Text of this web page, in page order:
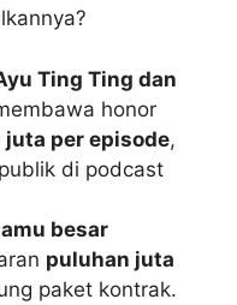
Ting Ting dan
honor
per episode,
di podcast
besar
puluhan juta
paket kontrak.